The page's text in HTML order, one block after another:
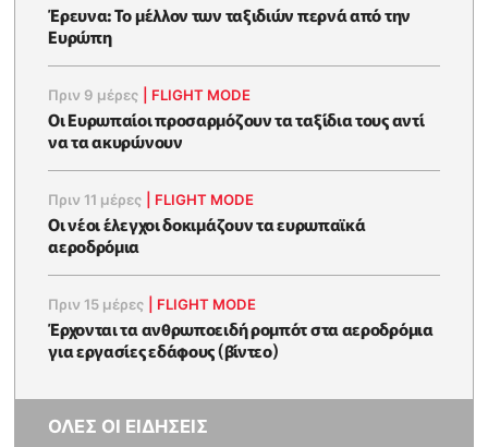
Έρευνα: Το μέλλον των ταξιδιών περνά από την
Ευρώπη
Πριν 9 μέρες FLIGHT MODE
Οι Ευρωπαίοι προσαρμόζουν τα ταξίδια τους αντί
να τα ακυρώνουν
Πριν 11 μέρες FLIGHT MODE
Οι νέοι έλεγχοι δοκιμάζουν τα ευρωπαϊκά
αεροδρόμια
Πριν 15 μέρες FLIGHT MODE
Έρχονται τα ανθρωποειδή ρομπότ στα αεροδρόμια
για εργασίες εδάφους (βίντεο)
ΟΛΕΣ ΟΙ ΕΙΔΗΣΕΙΣ